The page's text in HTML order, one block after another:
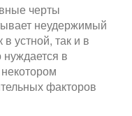
черты
неудержимый
устной, так и в
в
факторов